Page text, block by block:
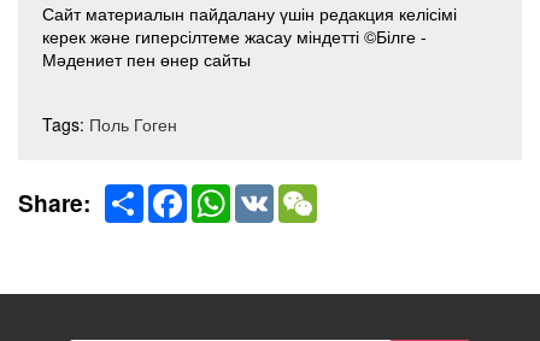
Сайт материалын пайдалану үшін редакция келісімі
керек және гиперсілтеме жасау міндетті ©Білге -
Мәдениет пен өнер сайты
Tags: Поль Гоген
Share: Share FacebookWhatsApp
VK